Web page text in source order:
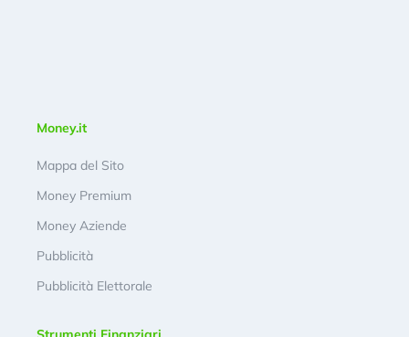
Money.it
Mappa del Sito
Money Premium
Money Aziende
Pubblicità
Pubblicità Elettorale